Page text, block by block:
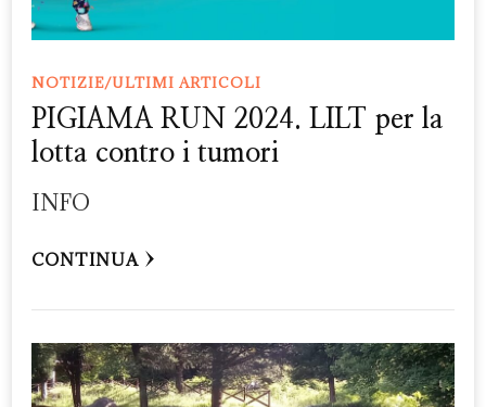
NOTIZIE/ULTIMI ARTICOLI
PIGIAMA RUN 2024. LILT per la
lotta contro i tumori
INFO
CONTINUA